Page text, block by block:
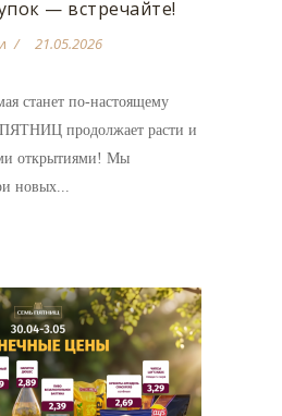
— встречайте!
21.05.2026
станет по-настоящему
продолжает расти и
открытиями! Мы
новых...